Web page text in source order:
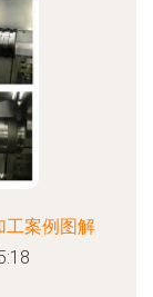
工案例图解